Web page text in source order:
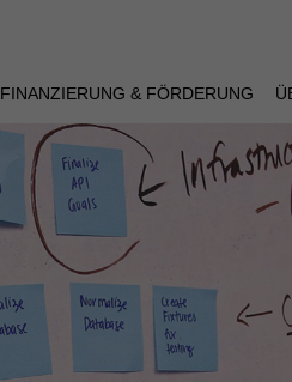
FINANZIERUNG & FÖRDERUNG